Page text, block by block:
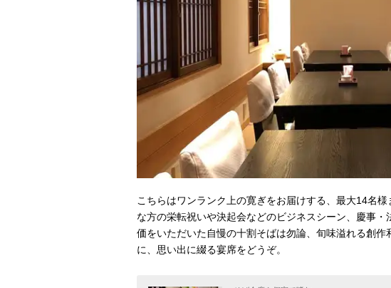
こちらはワンランク上の寛ぎをお届けする、最大14名
な方の栄転祝いや決起会などのビジネスシーン、慶事
価をいただいた自慢の十割そばは勿論、旬味溢れる創
に、思い出に綴る宴席をどうぞ。